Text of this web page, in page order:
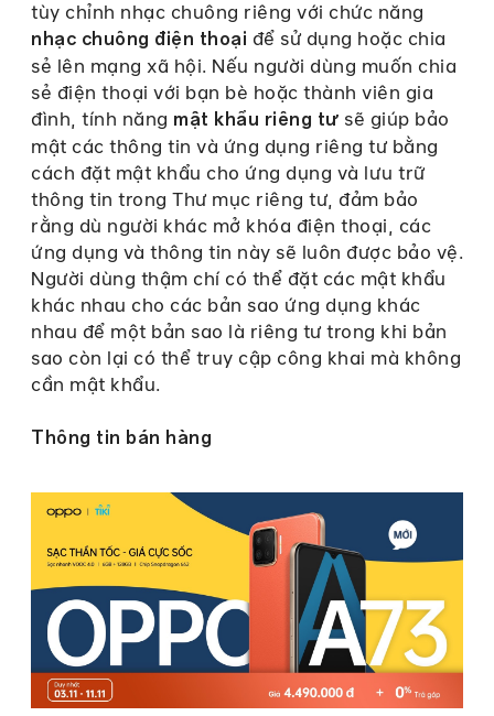
tùy chỉnh nhạc chuông riêng với chức năng
nhạc chuông điện thoại để sử dụng hoặc chia
sẻ lên mạng xã hội. Nếu người dùng muốn chia
sẻ điện thoại với bạn bè hoặc thành viên gia
đình, tính năng mật khẩu riêng tư sẽ giúp bảo
mật các thông tin và ứng dụng riêng tư bằng
cách đặt mật khẩu cho ứng dụng và lưu trữ
thông tin trong Thư mục riêng tư, đảm bảo
rằng dù người khác mở khóa điện thoại, các
ứng dụng và thông tin này sẽ luôn được bảo vệ.
Người dùng thậm chí có thể đặt các mật khẩu
khác nhau cho các bản sao ứng dụng khác
nhau để một bản sao là riêng tư trong khi bản
sao còn lại có thể truy cập công khai mà không
cần mật khẩu.
Thông tin bán hàng